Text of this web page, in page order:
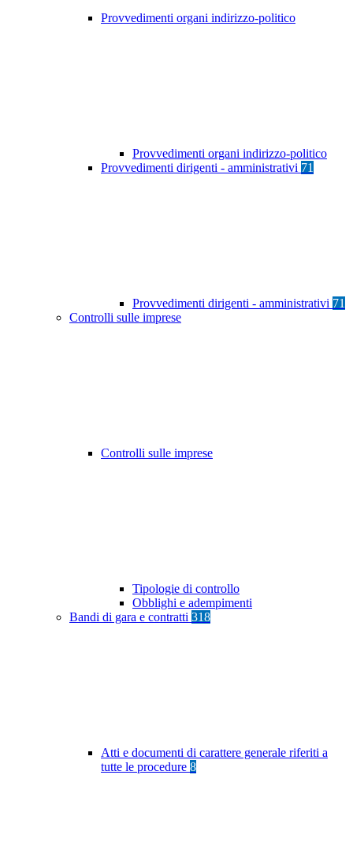
Provvedimenti organi indirizzo-politico
Provvedimenti organi indirizzo-politico
Provvedimenti dirigenti - amministrativi 71
Provvedimenti dirigenti - amministrativi 71
Controlli sulle imprese
Controlli sulle imprese
Tipologie di controllo
Obblighi e adempimenti
Bandi di gara e contratti 318
Atti e documenti di carattere generale riferiti a
tutte le procedure 8